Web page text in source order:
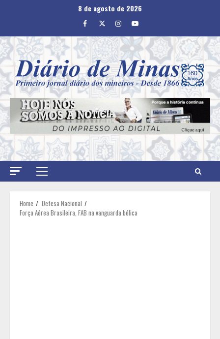
8 de agosto de 2026
Facebook
TwitterInstagram
Youtube
Primary
Home
Defesa Nacional
Força Aérea Brasileira, FAB na vanguarda bélica